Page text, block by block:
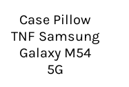
Case Pillow
TNF Samsung
Galaxy M54
5G